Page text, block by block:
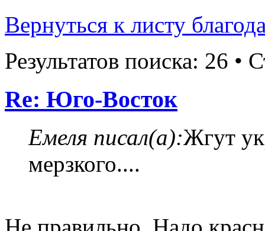
Вернуться к листу
Результатов поиска: 26 •
Re: Юго-Восток
Емеля писал(а):Жгут
мерзкого....